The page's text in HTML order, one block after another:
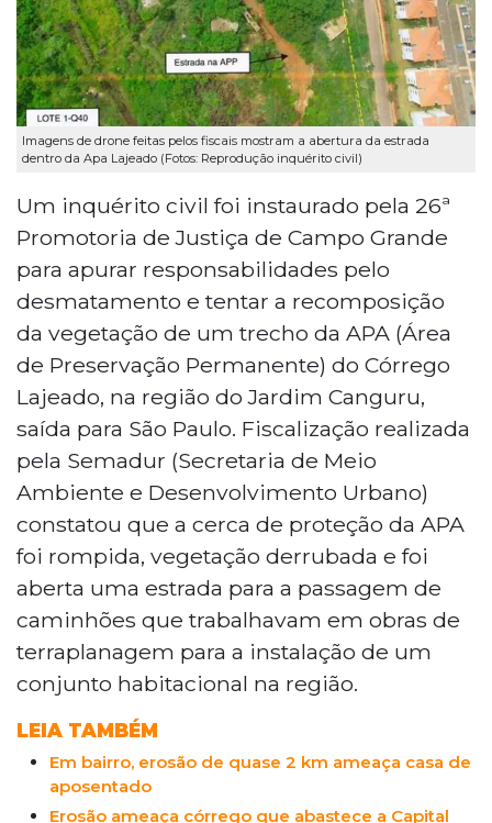
Imagens de drone feitas pelos fiscais mostram a abertura da estrada
dentro da Apa Lajeado (Fotos: Reprodução inquérito civil)
Um inquérito civil foi instaurado pela 26ª
Promotoria de Justiça de Campo Grande
para apurar responsabilidades pelo
desmatamento e tentar a recomposição
da vegetação de um trecho da APA (Área
de Preservação Permanente) do Córrego
Lajeado, na região do Jardim Canguru,
saída para São Paulo. Fiscalização realizada
pela Semadur (Secretaria de Meio
Ambiente e Desenvolvimento Urbano)
constatou que a cerca de proteção da APA
foi rompida, vegetação derrubada e foi
aberta uma estrada para a passagem de
caminhões que trabalhavam em obras de
terraplanagem para a instalação de um
conjunto habitacional na região.
LEIA TAMBÉM
Em bairro, erosão de quase 2 km ameaça casa de
aposentado
Erosão ameaça córrego que abastece a Capital